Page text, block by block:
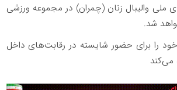
ملی والیبال زنان (چمران) در مجموعه ورزشی
شد.
خود را برای حضور شایسته در رقابت‌های داخل